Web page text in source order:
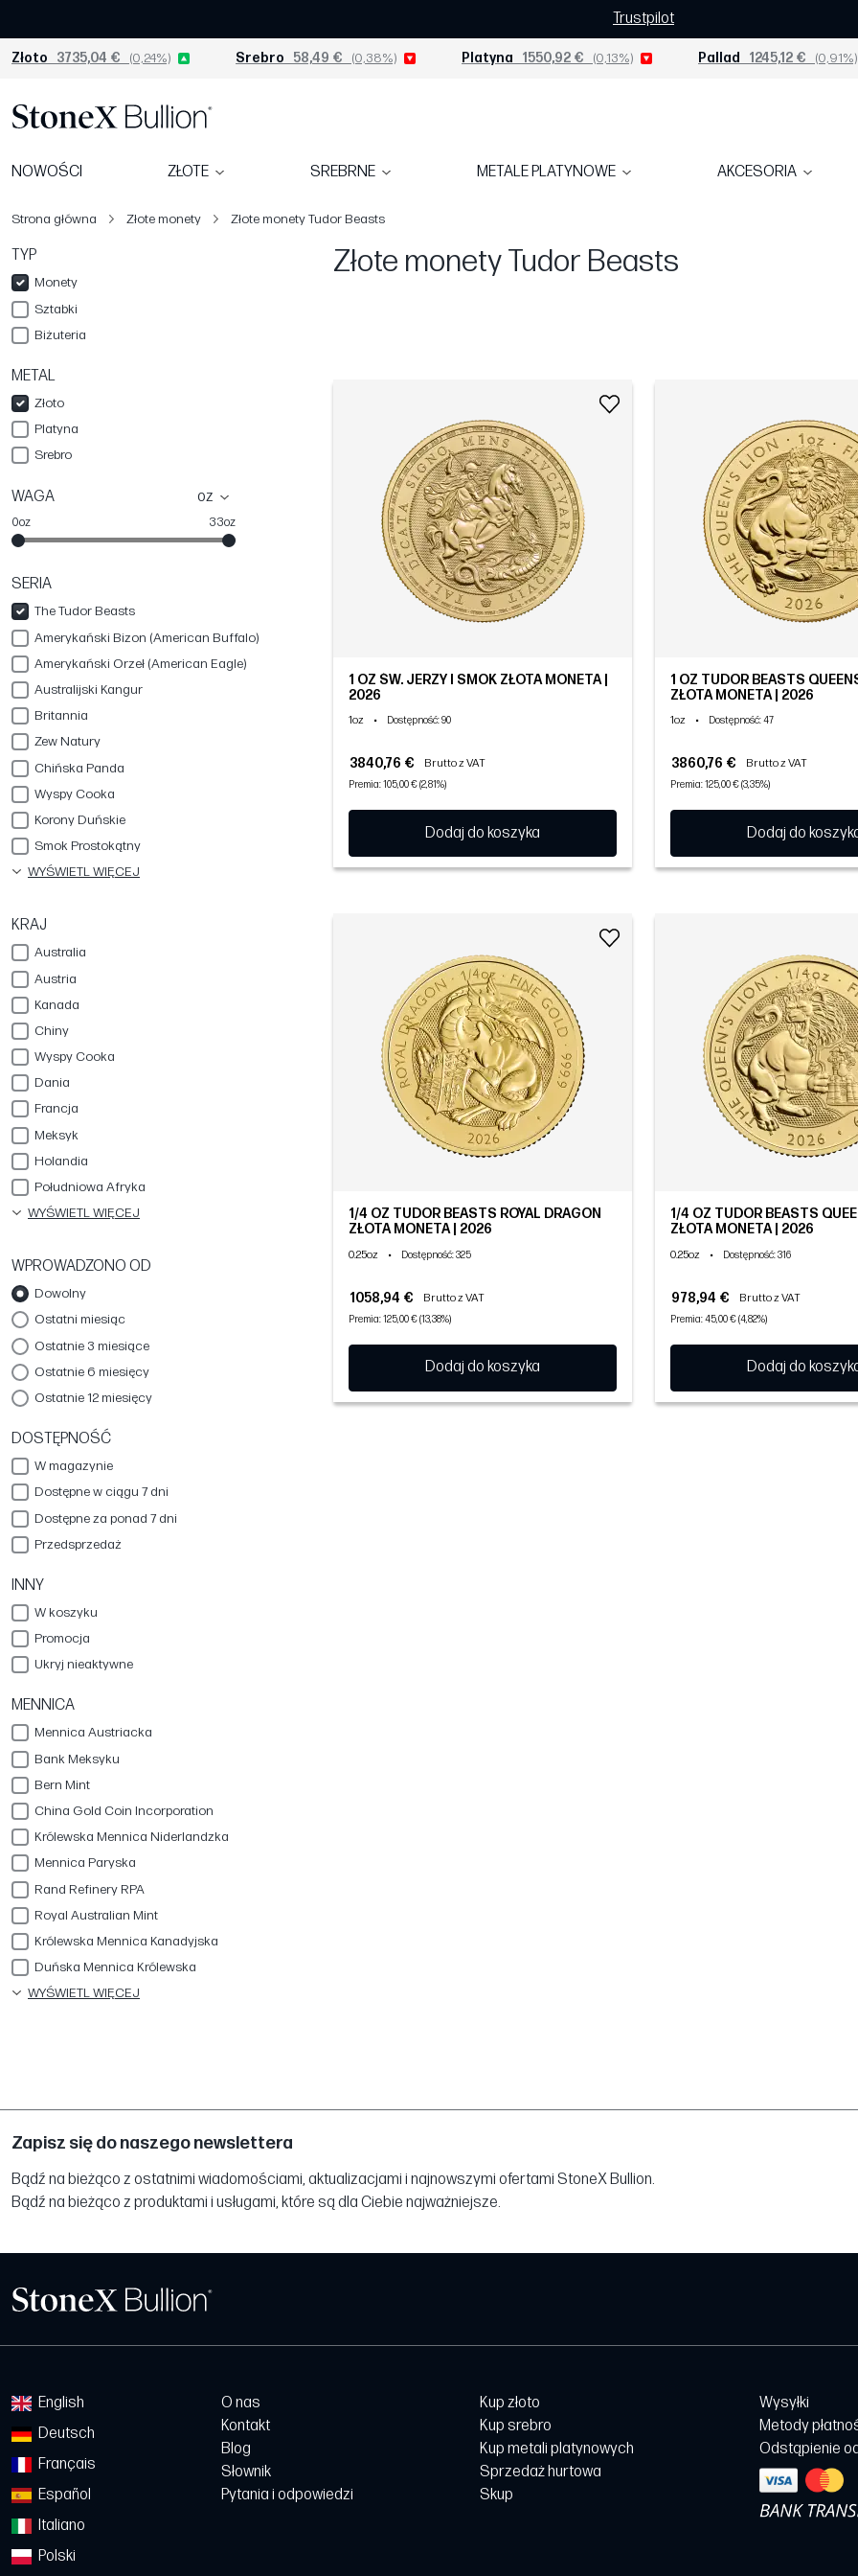
Trustpilot
Złoto 3735,04 € (0,24%) Srebro 58,49 € (0,38%) Platyna 1550,92 € (0,13%) Pallad 1245,12 € (0,91%)
NOWOŚCI ZŁOTE SREBRNE METALE PLATYNOWE AKCESORIA
Strona główna Złote monety Złote monety Tudor Beasts
TYP
Monety
Sztabki
Biżuteria
METAL
Złoto
Platyna
Srebro
WAGA oz
0oz 33oz
SERIA
The Tudor Beasts
Amerykański Bizon (American Buffalo)
Amerykański Orzeł (American Eagle)
Australijski Kangur
Britannia
Zew Natury
Chińska Panda
Wyspy Cooka
Korony Duńskie
Smok Prostokątny
WYŚWIETL WIĘCEJ
KRAJ
Australia
Austria
Kanada
Chiny
Wyspy Cooka
Dania
Francja
Meksyk
Holandia
Południowa Afryka
WYŚWIETL WIĘCEJ
WPROWADZONO OD
Dowolny
Ostatni miesiąc
Ostatnie 3 miesiące
Ostatnie 6 miesięcy
Ostatnie 12 miesięcy
DOSTĘPNOŚĆ
W magazynie
Dostępne w ciągu 7 dni
Dostępne za ponad 7 dni
Przedsprzedaż
INNY
W koszyku
Promocja
Ukryj nieaktywne
MENNICA
Mennica Austriacka
Bank Meksyku
Bern Mint
China Gold Coin Incorporation
Królewska Mennica Niderlandzka
Mennica Paryska
Rand Refinery RPA
Royal Australian Mint
Królewska Mennica Kanadyjska
Duńska Mennica Królewska
WYŚWIETL WIĘCEJ
Złote monety Tudor Beasts
1 OZ ŚW. JERZY I SMOK ZŁOTA MONETA |
2026
1oz • Dostępność: 90
3840,76 € Brutto z VAT
Premia: 105,00 € (2,81%)
Dodaj do koszyka
1 OZ TUDOR BEASTS
ZŁOTA MONETA | 2026
1oz • Dostępność: 47
3860,76 € Brutto z VAT
Premia: 125,00 € (3,35%)
Dodaj do
1/4 OZ TUDOR BEASTS ROYAL DRAGON
ZŁOTA MONETA | 2026
0.25oz • Dostępność: 325
1058,94 € Brutto z VAT
Premia: 125,00 € (13,38%)
Dodaj do koszyka
1/4 OZ TUDOR BEASTS
ZŁOTA MONETA | 2026
0.25oz • Dostępność: 316
978,94 € Brutto z VAT
Premia: 45,00 € (4,82%)
Dodaj do
Zapisz się do naszego newslettera
Bądź na bieżąco z ostatnimi wiadomościami, aktualizacjami i najnowszymi ofertami StoneX Bullion.
Bądź na bieżąco z produktami i usługami, które są dla Ciebie najważniejsze.
English
Deutsch
Français
Español
Italiano
Polski
O nas
Kontakt
Blog
Słownik
Pytania i odpowiedzi
Kup złoto
Kup srebro
Kup metali platynowych
Sprzedaż hurtowa
Skup
Wysyłki
Metody
Odstąpienie